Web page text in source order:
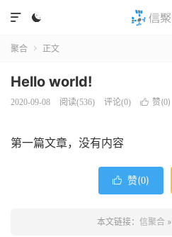


聚合  正文
Hello world!
2020-09-08 阅读(536) 评论(0)  赞(0)
第一篇文章，没有内容
 赞(0)
本文链接： 信聚合 »